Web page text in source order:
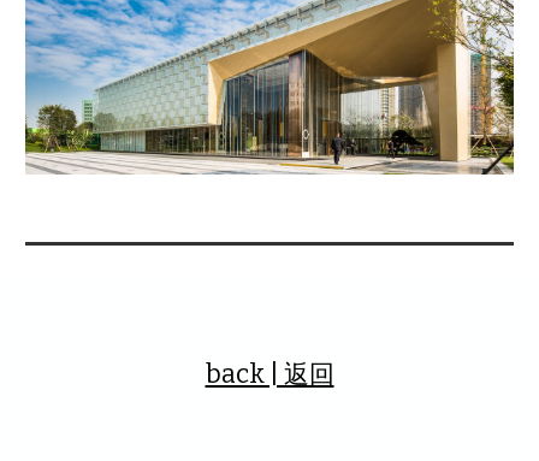
back | 返回